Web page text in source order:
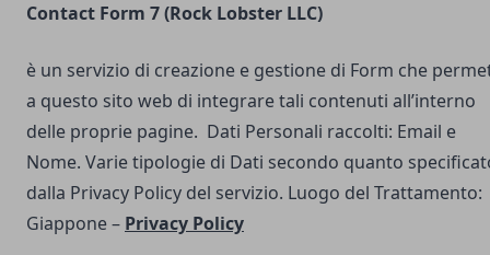
Contact Form 7 (Rock Lobster LLC)
è un servizio di creazione e gestione di Form che
a questo sito web di integrare tali contenuti all’interno
delle proprie pagine. Dati Personali raccolti: Email e
Nome. Varie tipologie di Dati secondo quanto
dalla Privacy Policy del servizio. Luogo del Trattamento:
Giappone – Privacy Policy